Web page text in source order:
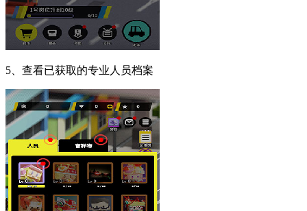
5、查看已获取的专业人员档案